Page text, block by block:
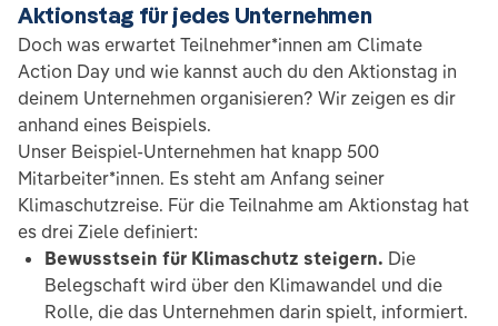
Aktionstag für jedes Unternehmen
Doch was erwartet Teilnehmer*innen am Climate
Action Day und wie kannst auch du den Aktionstag in
deinem Unternehmen organisieren? Wir zeigen es dir
anhand eines Beispiels.
Unser Beispiel-Unternehmen hat knapp 500
Mitarbeiter*innen. Es steht am Anfang seiner
Klimaschutzreise. Für die Teilnahme am Aktionstag hat
es drei Ziele definiert:
Bewusstsein für Klimaschutz steigern. Die
Belegschaft wird über den Klimawandel und die
Rolle, die das Unternehmen darin spielt, informiert.